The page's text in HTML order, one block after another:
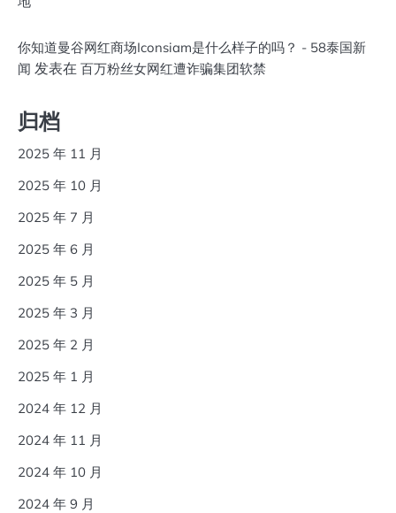
你知道曼谷网红商场Iconsiam是什么样子的吗？ - 58泰国新
闻 发表在 百万粉丝女网红遭诈骗集团软禁
归档
2025 年 11 月
2025 年 10 月
2025 年 7 月
2025 年 6 月
2025 年 5 月
2025 年 3 月
2025 年 2 月
2025 年 1 月
2024 年 12 月
2024 年 11 月
2024 年 10 月
2024 年 9 月